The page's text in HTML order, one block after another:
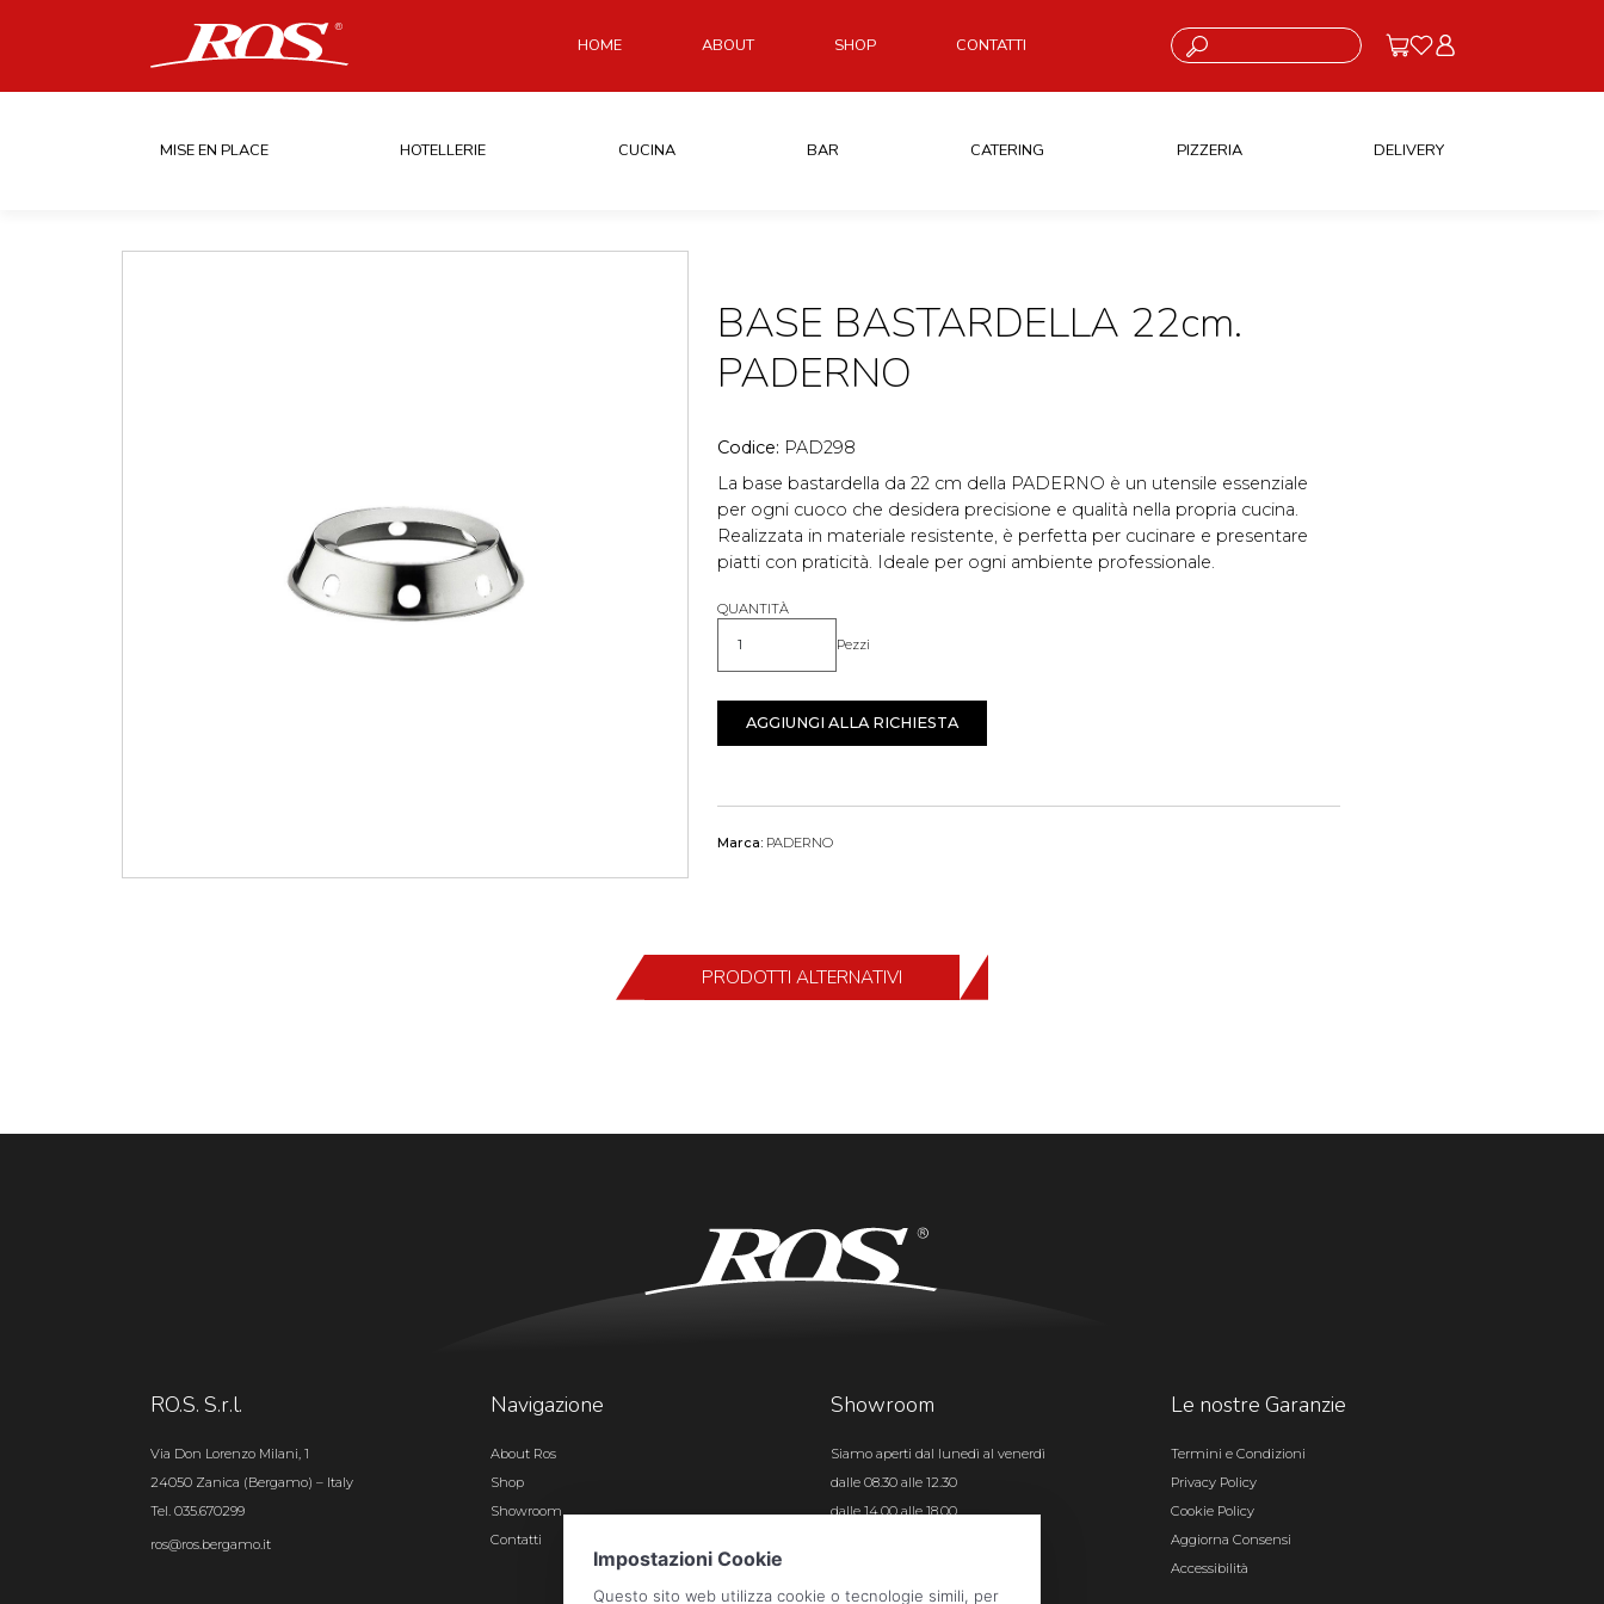
HOME ABOUT SHOP CONTATTI Cosa stai cercando?
MISE EN PLACE HOTELLERIE CUCINA BAR CATERING PIZZERIA DELIVERY
BASE BASTARDELLA 22cm.
PADERNO
Codice: PAD298
La base bastardella da 22 cm della PADERNO è un utensile essenziale
per ogni cuoco che desidera precisione e qualità nella propria cucina.
Realizzata in materiale resistente, è perfetta per cucinare e presentare
piatti con praticità. Ideale per ogni ambiente professionale.
QUANTITÀ
Quantità Pezzi
AGGIUNGI ALLA RICHIESTA
Marca: PADERNO
PRODOTTI ALTERNATIVI
RO.S. S.r.l.
Via Don Lorenzo Milani, 1
24050 Zanica (Bergamo) – Italy
Tel. 035.670299
ros@ros.bergamo.it
Navigazione
About Ros
Shop
Showroom
Contatti
Showroom
Siamo aperti dal lunedì al venerdì
dalle 08.30 alle 12.30
dalle 14.00 alle 18.00
Le nostre Garanzie
Termini e Condizioni
Privacy Policy
Cookie Policy
Aggiorna Consensi
Accessibilità